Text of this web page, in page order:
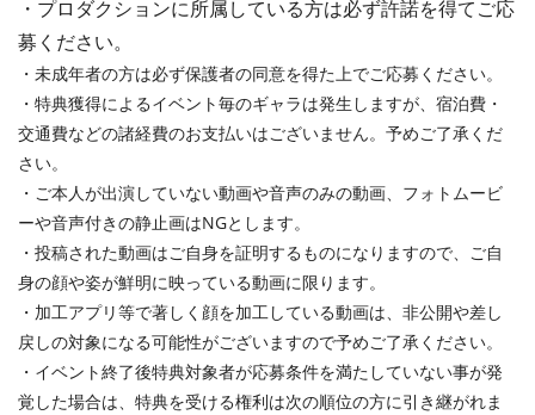
・プロダクションに所属している方は必ず許諾を得てご応
募ください。
・未成年者の方は必ず保護者の同意を得た上でご応募ください。
・特典獲得によるイベント毎のギャラは発生しますが、宿泊費・
交通費などの諸経費のお支払いはございません。予めご了承くだ
さい。
・ご本人が出演していない動画や音声のみの動画、フォトムービ
ーや音声付きの静止画はNGとします。
・投稿された動画はご自身を証明するものになりますので、ご自
身の顔や姿が鮮明に映っている動画に限ります。
・加工アプリ等で著しく顔を加工している動画は、非公開や差し
戻しの対象になる可能性がございますので予めご了承ください。
・イベント終了後特典対象者が応募条件を満たしていない事が発
覚した場合は、特典を受ける権利は次の順位の方に引き継がれま